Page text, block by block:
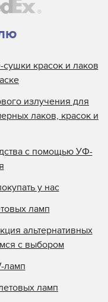
красок и лаков
излучения для
лаков, красок и
с помощью УФ-
у нас
ламп
альтернативных
с выбором
ламп
ламп